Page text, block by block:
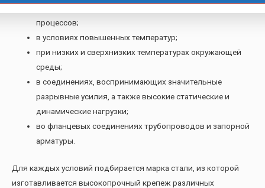
процессов;
в условиях повышенных температур;
при низких и сверхнизких температурах окружающей
среды;
в соединениях, воспринимающих значительные
разрывные усилия, а также высокие статические и
динамические нагрузки;
во фланцевых соединениях трубопроводов и запорной
арматуры.
Для каждых условий подбирается марка стали, из которой
изготавливается высокопрочный крепеж различных